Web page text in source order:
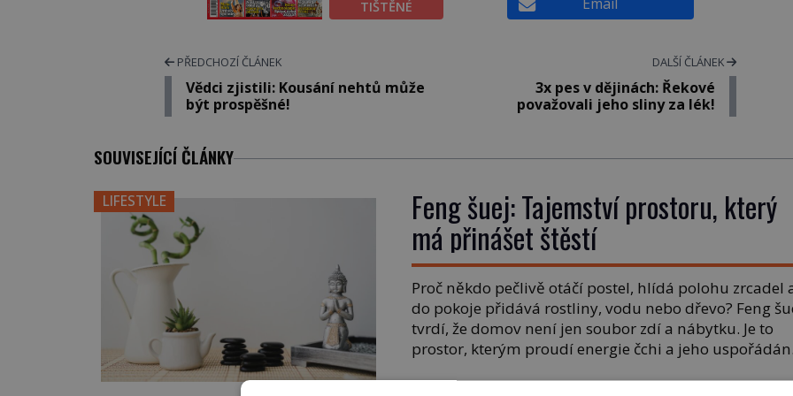
TIŠTĚNÉ
Email
PŘEDCHOZÍ ČLÁNEK
Vědci zjistili: Kousání nehtů může
být prospěšné!
DALŠÍ ČLÁNEK
3x pes v dějinách: Řekové
považovali jeho sliny za lék!
SOUVISEJÍCÍ ČLÁNKY
LIFESTYLE Feng šuej: Tajemství prostoru, který
má přinášet štěstí
Proč někdo pečlivě otáčí postel, hlídá polohu zrcadel
do pokoje přidává rostliny, vodu nebo dřevo? Feng
tvrdí, že domov není jen soubor zdí a nábytku. Je to
prostor, kterým proudí energie čchi a jeho uspořádání